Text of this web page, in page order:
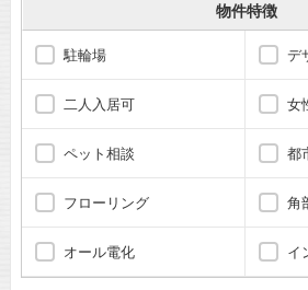
物件特徴
駐輪場 デ
二人入居可 女
ペット相談 都
フローリング 角
オール電化 イ